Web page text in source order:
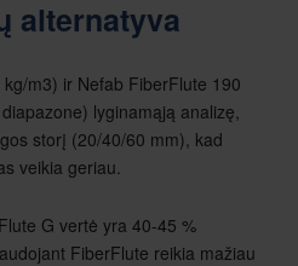
alternatyva
m3) ir Nefab FiberFlute 190
lyginamąją analizę,
storį (20/40/60 mm), kad
veikia geriau.
G vertė yra 40-45 %
FiberFlute reikia mažiau